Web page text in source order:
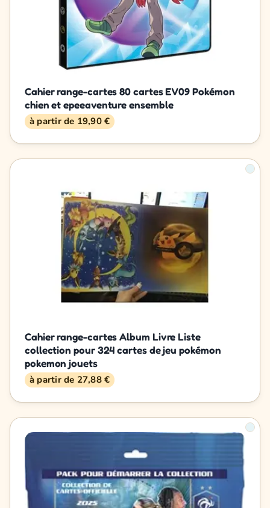
Cahier range-cartes 80 cartes EV09 Pokémon
chien et epeeaventure ensemble
à partir de 19,90 €
Cahier range-cartes Album Livre Liste
collection pour 324 cartes de jeu pokémon
pokemon jouets
à partir de 27,88 €